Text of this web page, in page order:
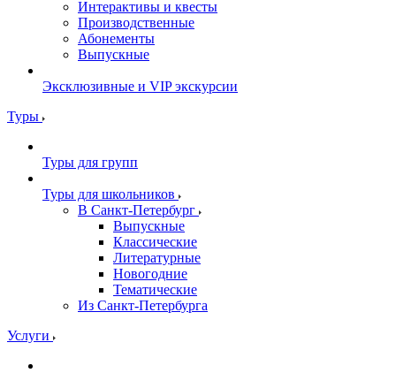
Интерактивы и квесты
Производственные
Абонементы
Выпускные
Эксклюзивные и VIP экскурсии
Туры
Туры для групп
Туры для школьников
В Санкт-Петербург
Выпускные
Классические
Литературные
Новогодние
Тематические
Из Санкт-Петербурга
Услуги